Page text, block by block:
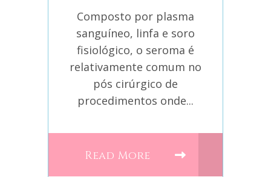
Composto por plasma
sanguíneo, linfa e soro
fisiológico, o seroma é
relativamente comum no
pós cirúrgico de
procedimentos onde...
Read More